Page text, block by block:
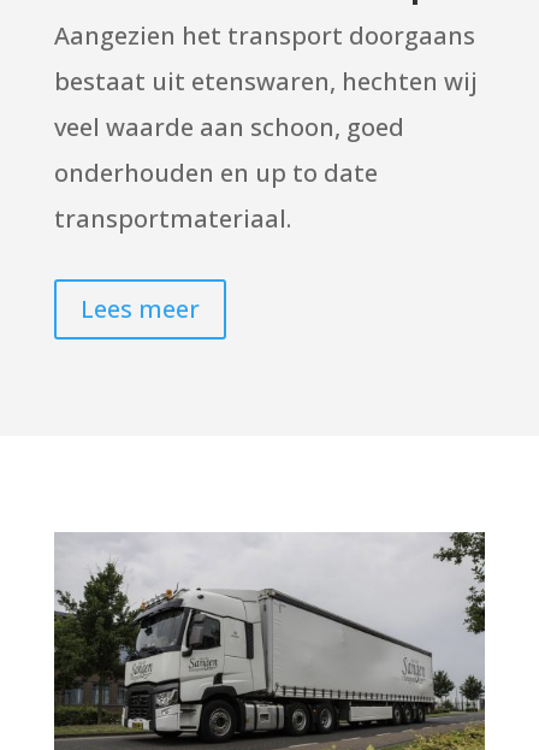
Aangezien het transport doorgaans
bestaat uit etenswaren, hechten wij
veel waarde aan schoon, goed
onderhouden en up to date
transportmateriaal.
Lees meer